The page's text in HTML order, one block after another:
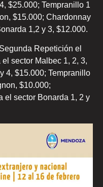
$25.000; Tempranillo 1
$15.000; Chardonnay
1,2 y 3, $12.000.
Repetición el
sector Malbec 1, 2, 3,
4, $15.000; Tempranillo
$10.000;
el sector Bonarda 1, 2 y